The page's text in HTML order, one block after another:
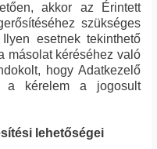
akkor az Érintett
szükséges
esetnek tekinthető
másolat kéréséhez való
hogy Adatkezelő
a kérelem a jogosult
lehetőségei